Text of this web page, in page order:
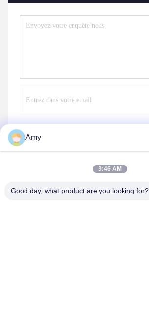
Amy
9:46 AM
Good day, what product are you looking for?